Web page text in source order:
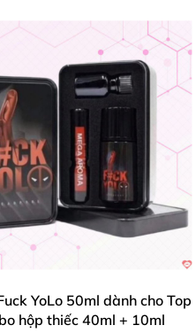
YoLo 50ml dành cho Top
hộp thiếc 40ml + 10ml